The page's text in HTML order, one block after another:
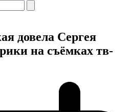
довела Сергея
на съёмках тв-